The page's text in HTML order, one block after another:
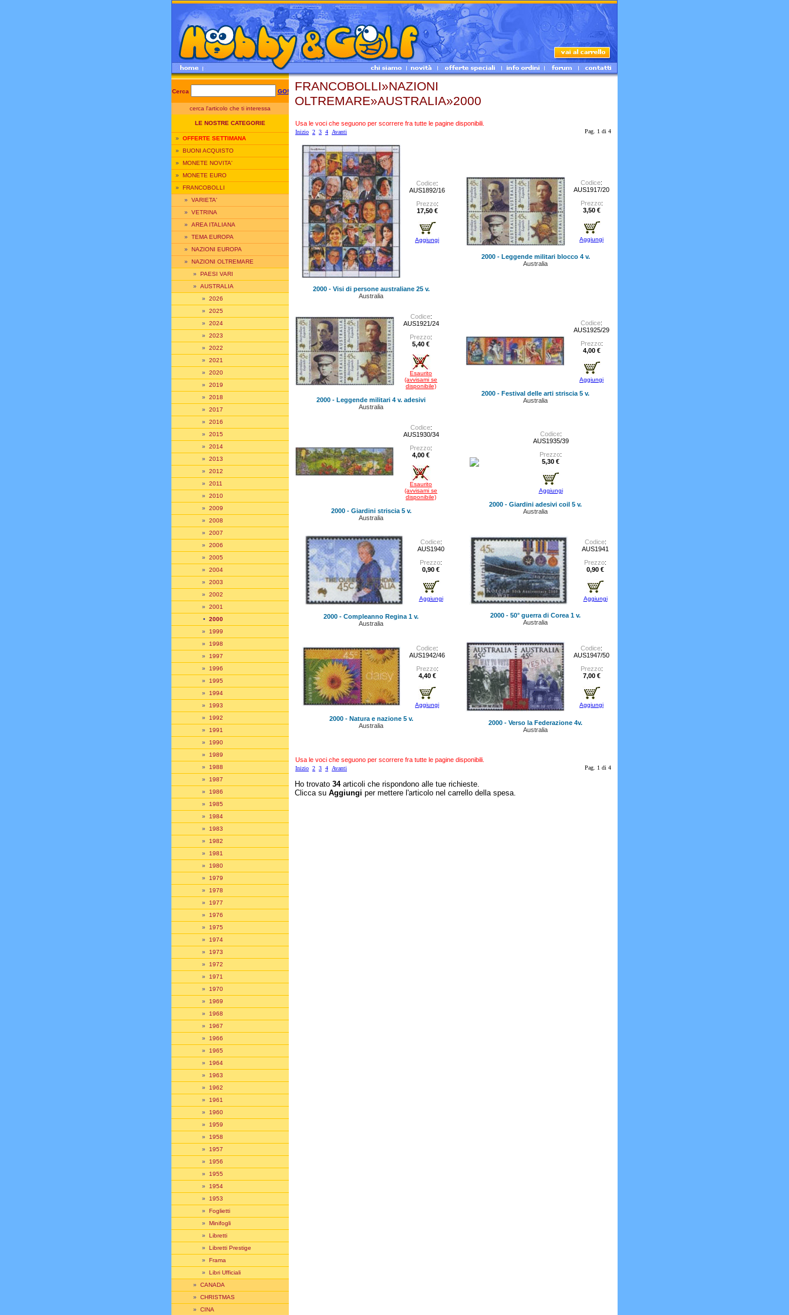
Cerca GO!
cerca l'articolo che ti interessa
LE NOSTRE CATEGORIE
» OFFERTE SETTIMANA
» BUONI ACQUISTO
» MONETE NOVITA'
» MONETE EURO
» FRANCOBOLLI
» VARIETA'
» VETRINA
» AREA ITALIANA
» TEMA EUROPA
» NAZIONI EUROPA
» NAZIONI OLTREMARE
» PAESI VARI
» AUSTRALIA
» 2026
» 2025
» 2024
» 2023
» 2022
» 2021
» 2020
» 2019
» 2018
» 2017
» 2016
» 2015
» 2014
» 2013
» 2012
» 2011
» 2010
» 2009
» 2008
» 2007
» 2006
» 2005
» 2004
» 2003
» 2002
» 2001
• 2000
» 1999
» 1998
» 1997
» 1996
» 1995
» 1994
» 1993
» 1992
» 1991
» 1990
» 1989
» 1988
» 1987
» 1986
» 1985
» 1984
» 1983
» 1982
» 1981
» 1980
» 1979
» 1978
» 1977
» 1976
» 1975
» 1974
» 1973
» 1972
» 1971
» 1970
» 1969
» 1968
» 1967
» 1966
» 1965
» 1964
» 1963
» 1962
» 1961
» 1960
» 1959
» 1958
» 1957
» 1956
» 1955
» 1954
» 1953
» Foglietti
» Minifogli
» Libretti
» Libretti Prestige
» Frama
» Libri Ufficiali
» CANADA
» CHRISTMAS
» CINA
FRANCOBOLLI»NAZIONI
OLTREMARE»AUSTRALIA»2000
Usa le voci che seguono per scorrere fra tutte le pagine disponibili.
Inizio 2 3 4 Avanti Pag. 1 di 4
Codice:
AUS1892/16
Prezzo:
17,50 €
Aggiungi
2000 - Visi di persone australiane 25 v.
Australia
Codice:
AUS1917/20
Prezzo:
3,50 €
Aggiungi
2000 - Leggende militari blocco 4 v.
Australia
Codice:
AUS1921/24
Prezzo:
5,40 €
Esaurito
(avvisami se
disponibile)
2000 - Leggende militari 4 v. adesivi
Australia
Codice:
AUS1925/29
Prezzo:
4,00 €
Aggiungi
2000 - Festival delle arti striscia 5 v.
Australia
Codice:
AUS1930/34
Prezzo:
4,00 €
Esaurito
(avvisami se
disponibile)
2000 - Giardini striscia 5 v.
Australia
Codice:
AUS1935/39
Prezzo:
5,30 €
Aggiungi
2000 - Giardini adesivi coil 5 v.
Australia
Codice:
AUS1940
Prezzo:
0,90 €
Aggiungi
2000 - Compleanno Regina 1 v.
Australia
Codice:
AUS1941
Prezzo:
0,90 €
Aggiungi
2000 - 50° guerra di Corea 1 v.
Australia
Codice:
AUS1942/46
Prezzo:
4,40 €
Aggiungi
2000 - Natura e nazione 5 v.
Australia
Codice:
AUS1947/50
Prezzo:
7,00 €
Aggiungi
2000 - Verso la Federazione 4v.
Australia
Usa le voci che seguono per scorrere fra tutte le pagine disponibili.
Inizio 2 3 4 Avanti Pag. 1 di 4
Ho trovato 34articoli che rispondono alle tue richieste.
Clicca su Aggiungi per mettere l'articolo nel carrello della spesa.